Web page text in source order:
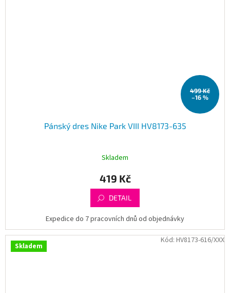
499 Kč
–16 %
Pánský dres Nike Park VIII HV8173-635
Skladem
419 Kč
DETAIL
Expedice do 7 pracovních dnů od objednávky
Skladem
Kód: HV8173-616/XXX